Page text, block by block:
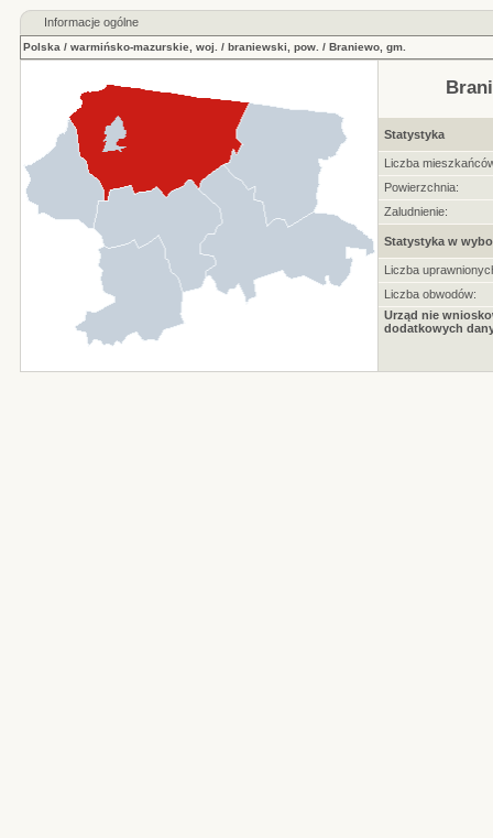
Informacje ogólne
Polska / warmińsko-mazurskie, woj. / braniewski, pow. / Braniewo, gm.
Statystyka
Liczba
Powierzchnia:
Zaludnienie:
Statystyka w
Liczba
Liczba obwodów:
Urząd nie
dodatkowych